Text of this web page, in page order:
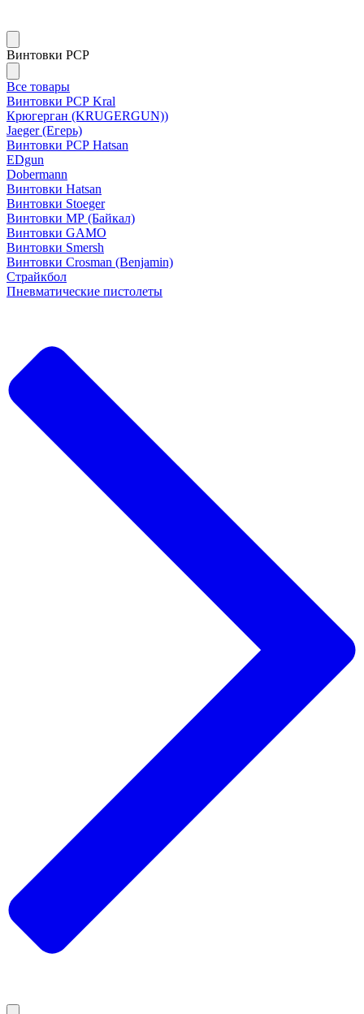
Винтовки PCP
Все товары
Винтовки РСР Kral
Крюгерган (KRUGERGUN))
Jaeger (Егерь)
Винтовки РСР Hatsan
EDgun
Dobermann
Винтовки Hatsan
Винтовки Stoeger
Винтовки МР (Байкал)
Винтовки GAMO
Винтовки Smersh
Винтовки Crosman (Benjamin)
Страйкбол
Пневматические пистолеты